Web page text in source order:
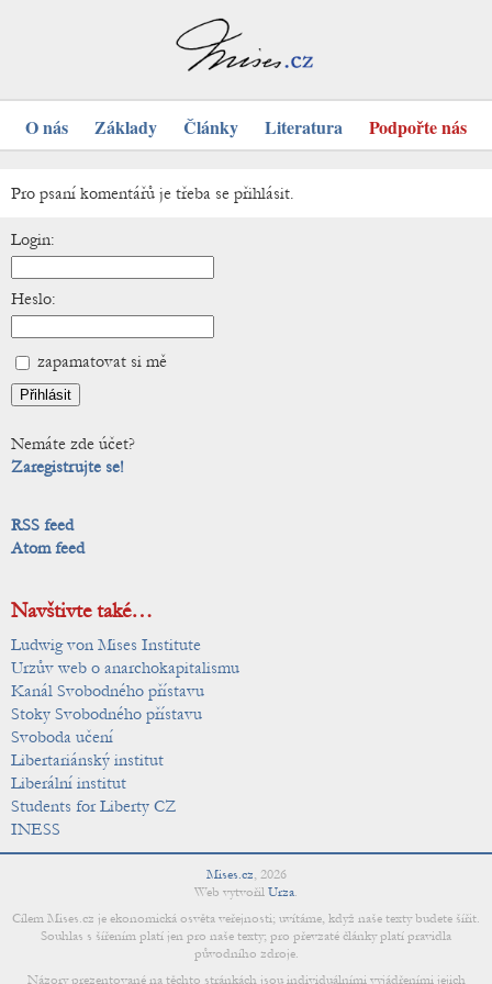
O nás Základy Články Literatura Podpořte nás
Pro psaní komentářů je třeba se přihlásit.
Login:
Heslo:
zapamatovat si mě
Nemáte zde účet?
Zaregistrujte se!
RSS feed
Atom feed
Navštivte také…
Ludwig von Mises Institute
Urzův web o anarchokapitalismu
Kanál Svobodného přístavu
Stoky Svobodného přístavu
Svoboda učení
Libertariánský institut
Liberální institut
Students for Liberty CZ
INESS
Mises.cz, 2026
Web vytvořil Urza.
Cílem Mises.cz je ekonomická osvěta veřejnosti; uvítáme, když naše texty budete šířit.
Souhlas s šířením platí jen pro naše texty; pro převzaté články platí pravidla
původního zdroje.
Názory prezentované na těchto stránkách jsou individuálními vyjádřeními jejich